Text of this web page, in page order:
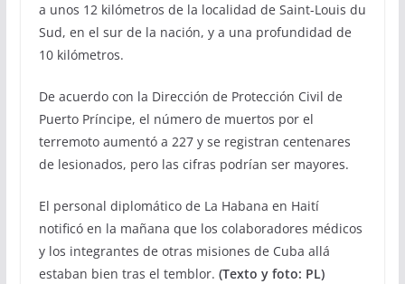
a unos 12 kilómetros de la localidad de Saint-Louis du
Sud, en el sur de la nación, y a una profundidad de
10 kilómetros.
De acuerdo con la Dirección de Protección Civil de
Puerto Príncipe, el número de muertos por el
terremoto aumentó a 227 y se registran centenares
de lesionados, pero las cifras podrían ser mayores.
El personal diplomático de La Habana en Haití
notificó en la mañana que los colaboradores médicos
y los integrantes de otras misiones de Cuba allá
estaban bien tras el temblor. (Texto y foto: PL)